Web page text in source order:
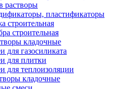
растворы
пластификаторы
строительная
строительная
кладочные
для газосиликата
для плитки
для теплоизоляции
кладочные